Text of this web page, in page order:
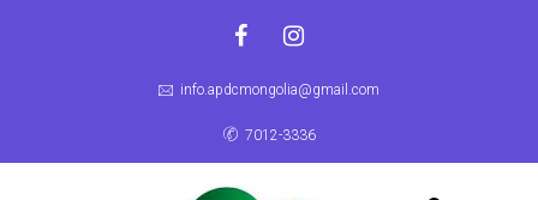
info.apdcmongolia@gmail.com
7012-3336